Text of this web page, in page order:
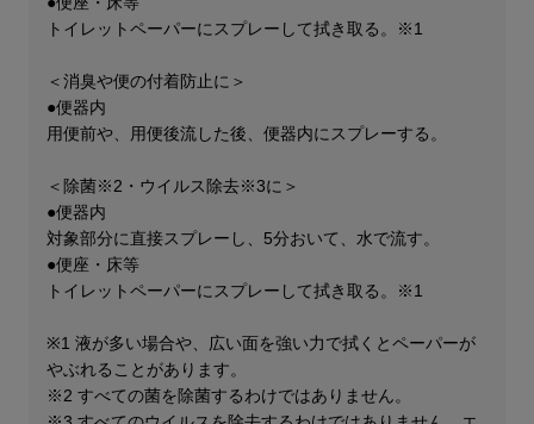
トイレットペーパーにスプレーして拭き取る。※1
＜消臭や便の付着防止に＞
●便器内
用便前や、用便後流した後、便器内にスプレーする。
＜除菌※2・ウイルス除去※3に＞​
●便器内
対象部分に直接スプレーし、5分おいて、水で流す。
●便座・床等
トイレットペーパーにスプレーして拭き取る。※1
※1 液が多い場合や、広い面を強い力で拭くとペーパーが
やぶれることがあります。
※2 すべての菌を除菌するわけではありません。